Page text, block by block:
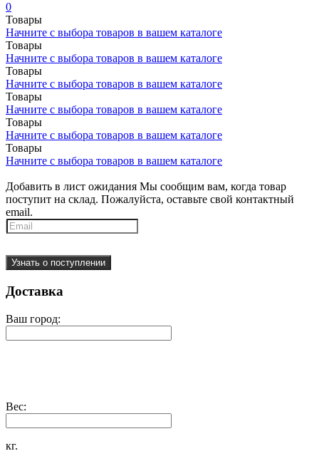
0
Товары
Начните с выбора товаров в вашем каталоге
Товары
Начните с выбора товаров в вашем каталоге
Товары
Начните с выбора товаров в вашем каталоге
Товары
Начните с выбора товаров в вашем каталоге
Товары
Начните с выбора товаров в вашем каталоге
Товары
Начните с выбора товаров в вашем каталоге
Добавить в лист ожидания Мы сообщим вам, когда товар
поступит на склад. Пожалуйста, оставьте свой контактный
email.
Узнать о поступлении
Доставка
Ваш город:
Вес:
кг.